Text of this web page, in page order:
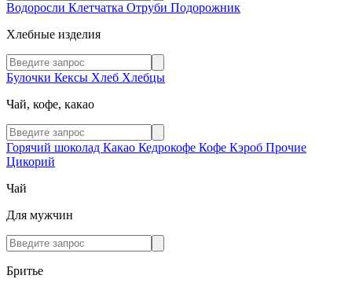
Водоросли Клетчатка Отруби Подорожник
Хлебные изделия
Булочки Кексы Хлеб Хлебцы
Чай, кофе, какао
Горячий шоколад Какао Кедрокофе Кофе Кэроб Прочие
Цикорий
Чай
Для мужчин
Бритье